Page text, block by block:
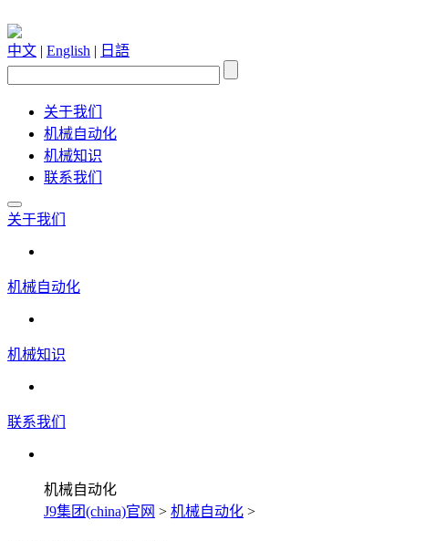
中文 | English | 日語
关于我们
机械自动化
机械知识
联系我们
关于我们
机械自动化
机械知识
联系我们
机械自动化
J9集团(china)官网 > 机械自动化 >